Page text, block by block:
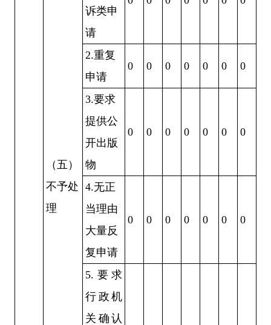
（五）
不予处
理
诉类申
请
2.重复
申请
0 0 0 0 0 0 0
3.要求
提供公
开出版
物
0 0 0 0 0 0 0
4.无正
当理由
大量反
复申请
0 0 0 0 0 0 0
5. 要求
行政机
关确认